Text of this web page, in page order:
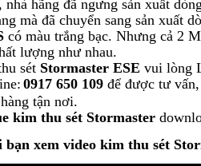
nhà hãng đã ngưng sản xuất dòng
mà đã chuyển sang sản xuất
có màu trắng bạc. Nhưng cả 2
lượng như nhau.
sét Stormaster ESE vui lòng
0917 650 109 để được tư
tận nơi.
kim thu sét Stormaster
xem video kim thu sét